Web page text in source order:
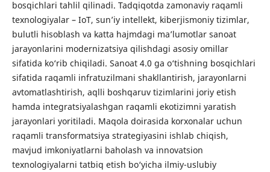
bosqichlari tahlil qilinadi. Tadqiqotda zamonaviy raqamli
texnologiyalar – IoT, sun’iy intellekt, kiberjismoniy tizimlar,
bulutli hisoblash va katta hajmdagi ma’lumotlar sanoat
jarayonlarini modernizatsiya qilishdagi asosiy omillar
sifatida ko‘rib chiqiladi. Sanoat 4.0 ga o‘tishning bosqichlari
sifatida raqamli infratuzilmani shakllantirish, jarayonlarni
avtomatlashtirish, aqlli boshqaruv tizimlarini joriy etish
hamda integratsiyalashgan raqamli ekotizimni yaratish
jarayonlari yoritiladi. Maqola doirasida korxonalar uchun
raqamli transformatsiya strategiyasini ishlab chiqish,
mavjud imkoniyatlarni baholash va innovatsion
texnologiyalarni tatbiq etish bo‘yicha ilmiy-uslubiy